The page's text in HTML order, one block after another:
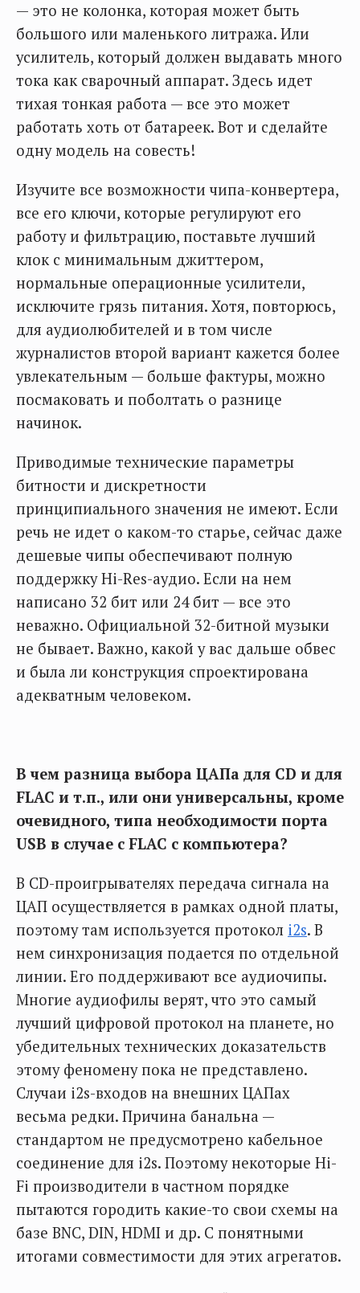
— это не колонка, которая может быть
большого или маленького литража. Или
усилитель, который должен выдавать много
тока как сварочный аппарат. Здесь идет
тихая тонкая работа — все это может
работать хоть от батареек. Вот и сделайте
одну модель на совесть!
Изучите все возможности чипа-конвертера,
все его ключи, которые регулируют его
работу и фильтрацию, поставьте лучший
клок с минимальным джиттером,
нормальные операционные усилители,
исключите грязь питания. Хотя, повторюсь,
для аудиолюбителей и в том числе
журналистов второй вариант кажется более
увлекательным — больше фактуры, можно
посмаковать и поболтать о разнице
начинок.
Приводимые технические параметры
битности и дискретности
принципиального значения не имеют. Если
речь не идет о каком-то старье, сейчас даже
дешевые чипы обеспечивают полную
поддержку Hi-Res-аудио. Если на нем
написано 32 бит или 24 бит — все это
неважно. Официальной 32-битной музыки
не бывает. Важно, какой у вас дальше обвес
и была ли конструкция спроектирована
адекватным человеком.
В чем разница выбора ЦАПа для CD и для
FLAC и т.п., или они универсальны, кроме
очевидного, типа необходимости порта
USB в случае с FLAC с компьютера?
В CD-проигрывателях передача сигнала на
ЦАП осуществляется в рамках одной платы,
поэтому там используется протокол i2s. В
нем синхронизация подается по отдельной
линии. Его поддерживают все аудиочипы.
Многие аудиофилы верят, что это самый
лучший цифровой протокол на планете, но
убедительных технических доказательств
этому феномену пока не представлено.
Случаи i2s-входов на внешних ЦАПах
весьма редки. Причина банальна —
стандартом не предусмотрено кабельное
соединение для i2s. Поэтому некоторые Hi-
Fi производители в частном порядке
пытаются городить какие-то свои схемы на
базе BNC, DIN, HDMI и др. С понятными
итогами совместимости для этих агрегатов.